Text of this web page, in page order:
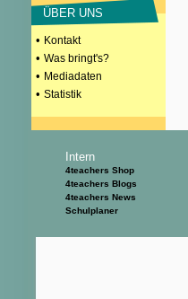
ÜBER UNS
• Kontakt
• Was bringt's?
• Mediadaten
• Statistik
Intern
4teachers Shop
4teachers Blogs
4teachers News
Schulplaner